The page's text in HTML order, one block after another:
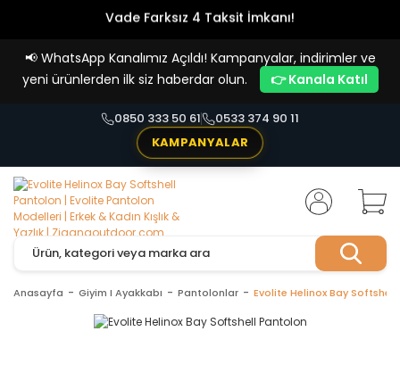
Vade Farksız 4 Taksit İmkanı!
📢 WhatsApp Kanalımız Açıldı! Kampanyalar, indirimler ve
yeni ürünlerden ilk siz haberdar olun.
👉 Kanala Katıl
0850 333 50 61
0533 374 90 11
KAMPANYALAR
Anasayfa Giyim I Ayakkabı Pantolonlar Evolite Helinox Bay